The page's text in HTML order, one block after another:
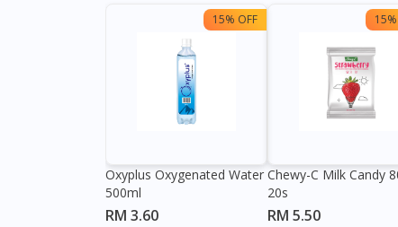
15% OFF
Oxyplus Oxygenated Water
500ml
RM 3.60
Chewy-C Milk Candy
20s
RM 5.50